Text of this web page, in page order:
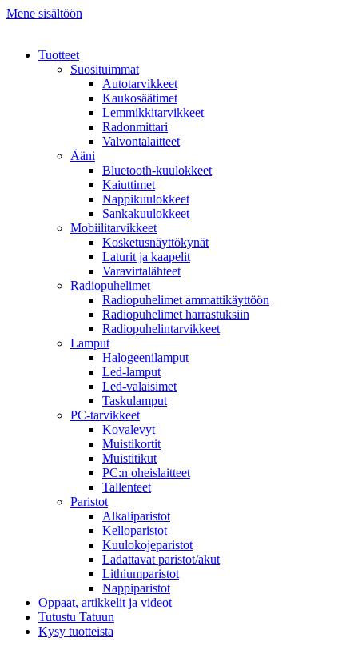
Mene sisältöön
Tuotteet
Suosituimmat
Autotarvikkeet
Kaukosäätimet
Lemmikkitarvikkeet
Radonmittari
Valvontalaitteet
Ääni
Bluetooth-kuulokkeet
Kaiuttimet
Nappikuulokkeet
Sankakuulokkeet
Mobiilitarvikkeet
Kosketusnäyttökynät
Laturit ja kaapelit
Varavirtalähteet
Radiopuhelimet
Radiopuhelimet ammattikäyttöön
Radiopuhelimet harrastuksiin
Radiopuhelintarvikkeet
Lamput
Halogeenilamput
Led-lamput
Led-valaisimet
Taskulamput
PC-tarvikkeet
Kovalevyt
Muistikortit
Muistitikut
PC:n oheislaitteet
Tallenteet
Paristot
Alkaliparistot
Kelloparistot
Kuulokojeparistot
Ladattavat paristot/akut
Lithiumparistot
Nappiparistot
Oppaat, artikkelit ja videot
Tutustu Tatuun
Kysy tuotteista